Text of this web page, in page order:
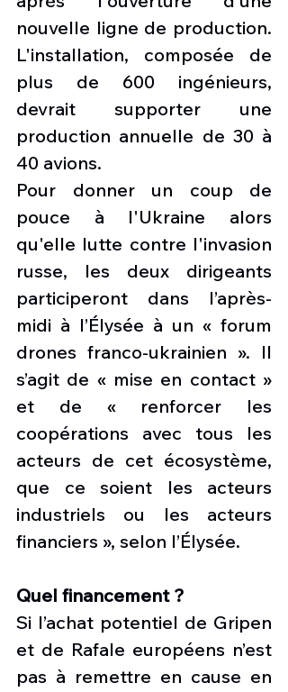
nouvelle ligne de production.
L'installation, composée de
plus de 600 ingénieurs,
devrait supporter une
production annuelle de 30 à
40 avions.
Pour donner un coup de
pouce à l'Ukraine alors
qu'elle lutte contre l'invasion
russe, les deux dirigeants
participeront dans l’après-
midi à l’Élysée à un « forum
drones franco-ukrainien ». Il
s’agit de « mise en contact »
et de « renforcer les
coopérations avec tous les
acteurs de cet écosystème,
que ce soient les acteurs
industriels ou les acteurs
financiers », selon l’Élysée.
Quel financement ?
Si l’achat potentiel de Gripen
et de Rafale européens n’est
pas à remettre en cause en